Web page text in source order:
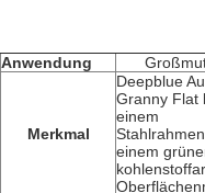
Anwendung
Merkmal
Deepblue
Granny Flat
einem
einem